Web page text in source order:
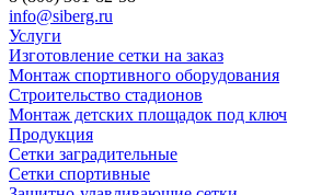
info@siberg.ru
Услуги
Изготовление сетки на заказ
Монтаж спортивного оборудования
Строительство стадионов
Монтаж детских площадок под ключ
Продукция
Сетки заградительные
Сетки спортивные